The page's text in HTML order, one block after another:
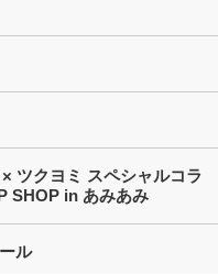
ツクヨミ スペシャルコラ
SHOP in あみあみ
ル